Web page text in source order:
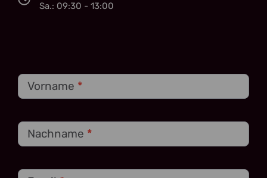
Sa.: 09:30 - 13:00
Kontakt
Vorname *
Nachname *